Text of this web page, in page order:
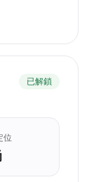
已解鎖
位